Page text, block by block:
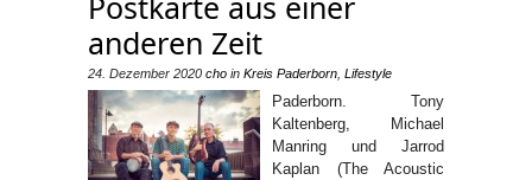
anderen Zeit
24. Dezember 2020 cho in Kreis Paderborn Lifestyle
Paderborn. Tony
Kaltenberg, Michael
Manring und Jarrod
Kaplan (The Acoustic